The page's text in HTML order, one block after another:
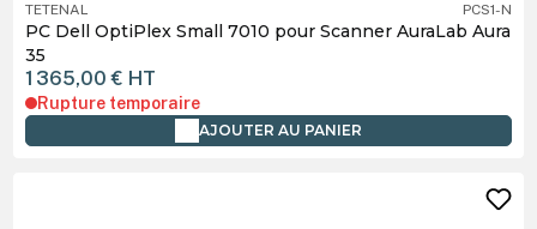
TETENAL PCS1-N
PC Dell OptiPlex Small 7010 pour Scanner AuraLab Aura
35
1 365,00 € HT
Rupture temporaire
AJOUTER AU PANIER